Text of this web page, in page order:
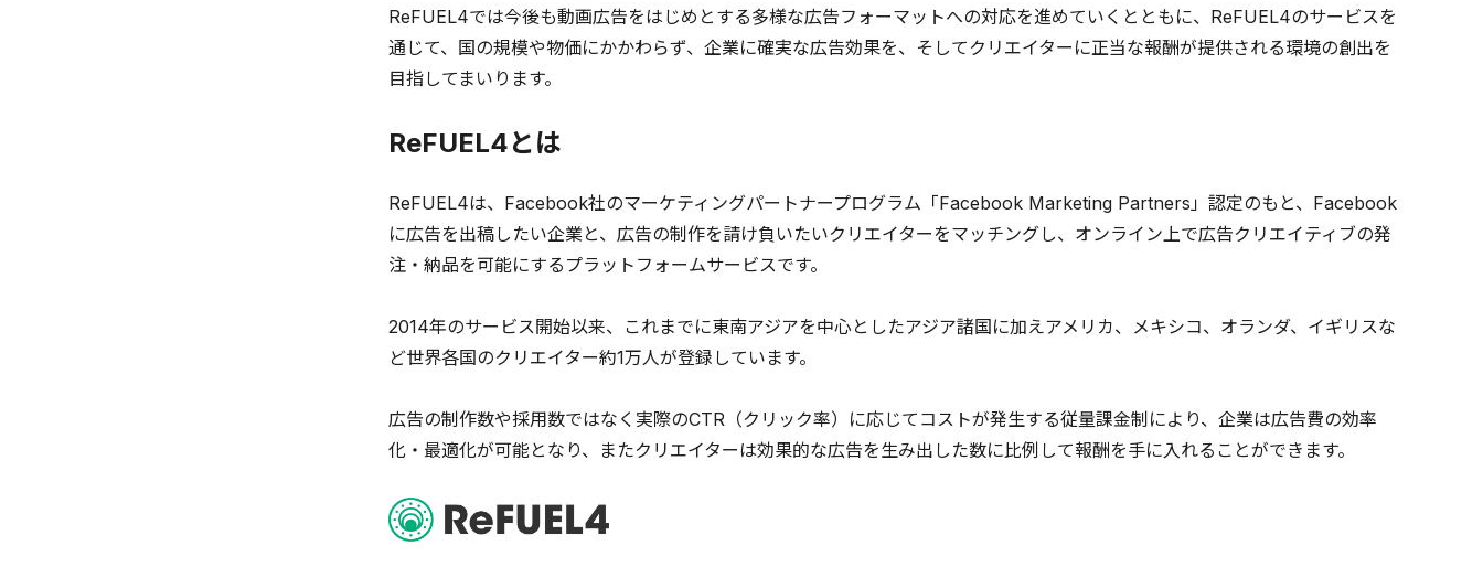
ReFUEL4では今後も動画広告をはじめとする多様な広告フォーマットへの対応を進めていくとともに、ReFUEL4のサービスを
通じて、国の規模や物価にかかわらず、企業に確実な広告効果を、そしてクリエイターに正当な報酬が提供される環境の創出を
目指してまいります。
ReFUEL4とは
ReFUEL4は、Facebook社のマーケティングパートナープログラム「Facebook Marketing Partners」認定のもと、Facebook
に広告を出稿したい企業と、広告の制作を請け負いたいクリエイターをマッチングし、オンライン上で広告クリエイティブの発
注・納品を可能にするプラットフォームサービスです。
2014年のサービス開始以来、これまでに東南アジアを中心としたアジア諸国に加えアメリカ、メキシコ、オランダ、イギリスな
ど世界各国のクリエイター約1万人が登録しています。
広告の制作数や採用数ではなく実際のCTR（クリック率）に応じてコストが発生する従量課金制により、企業は広告費の効率
化・最適化が可能となり、またクリエイターは効果的な広告を生み出した数に比例して報酬を手に入れることができます。